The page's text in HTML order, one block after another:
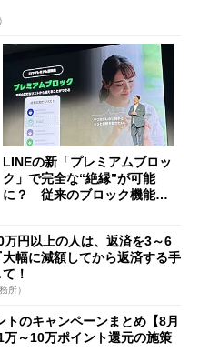
LINEの新「プレミアムブロッ
ク」で完全な“絶縁”が可能
に？ 従来のブロック機能と
万円以上の人は、返済を3～6
幅に減額してから返済する手
！
所）
のキャンペーンまとめ【8月
～10万ポイント還元の施策